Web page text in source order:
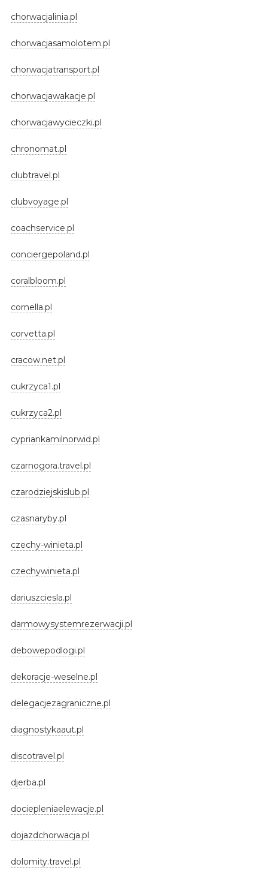
chorwacjalinia.pl
chorwacjasamolotem.pl
chorwacjatransport.pl
chorwacjawakacje.pl
chorwacjawycieczki.pl
chronomat.pl
clubtravel.pl
clubvoyage.pl
coachservice.pl
conciergepoland.pl
coralbloom.pl
cornella.pl
corvetta.pl
cracow.net.pl
cukrzyca1.pl
cukrzyca2.pl
cypriankamilnorwid.pl
czarnogora.travel.pl
czarodziejskislub.pl
czasnaryby.pl
czechy-winieta.pl
czechywinieta.pl
dariuszciesla.pl
darmowysystemrezerwacji.pl
debowepodlogi.pl
dekoracje-weselne.pl
delegacjezagraniczne.pl
diagnostykaaut.pl
discotravel.pl
djerba.pl
dociepleniaelewacje.pl
dojazdchorwacja.pl
dolomity.travel.pl